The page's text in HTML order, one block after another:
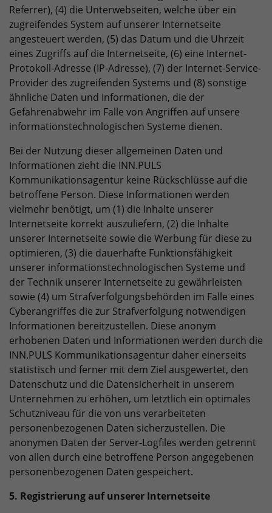
Referrer), (4) die Unterwebseiten, welche über ein
zugreifendes System auf unserer Internetseite
angesteuert werden, (5) das Datum und die Uhrzeit
eines Zugriffs auf die Internetseite, (6) eine Internet-
Protokoll-Adresse (IP-Adresse), (7) der Internet-Service-
Provider des zugreifenden Systems und (8) sonstige
ähnliche Daten und Informationen, die der
Gefahrenabwehr im Falle von Angriffen auf unsere
informationstechnologischen Systeme dienen.
Bei der Nutzung dieser allgemeinen Daten und
Informationen zieht die INN.PULS
Kommunikationsagentur keine Rückschlüsse auf die
betroffene Person. Diese Informationen werden
vielmehr benötigt, um (1) die Inhalte unserer
Internetseite korrekt auszuliefern, (2) die Inhalte
unserer Internetseite sowie die Werbung für diese zu
optimieren, (3) die dauerhafte Funktionsfähigkeit
unserer informationstechnologischen Systeme und
der Technik unserer Internetseite zu gewährleisten
sowie (4) um Strafverfolgungsbehörden im Falle eines
Cyberangriffes die zur Strafverfolgung notwendigen
Informationen bereitzustellen. Diese anonym
erhobenen Daten und Informationen werden durch die
INN.PULS Kommunikationsagentur daher einerseits
statistisch und ferner mit dem Ziel ausgewertet, den
Datenschutz und die Datensicherheit in unserem
Unternehmen zu erhöhen, um letztlich ein optimales
Schutzniveau für die von uns verarbeiteten
personenbezogenen Daten sicherzustellen. Die
anonymen Daten der Server-Logfiles werden getrennt
von allen durch eine betroffene Person angegebenen
personenbezogenen Daten gespeichert.
5. Registrierung auf unserer Internetseite